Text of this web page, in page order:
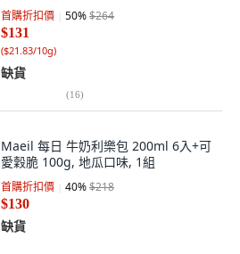
首購折扣價 50%$264
$131
($21.83/10g)
缺貨
(16)
Maeil 每日 牛奶利樂包 200ml 6入+可
愛穀脆 100g, 地瓜口味, 1組
首購折扣價 40%$218
$130
缺貨